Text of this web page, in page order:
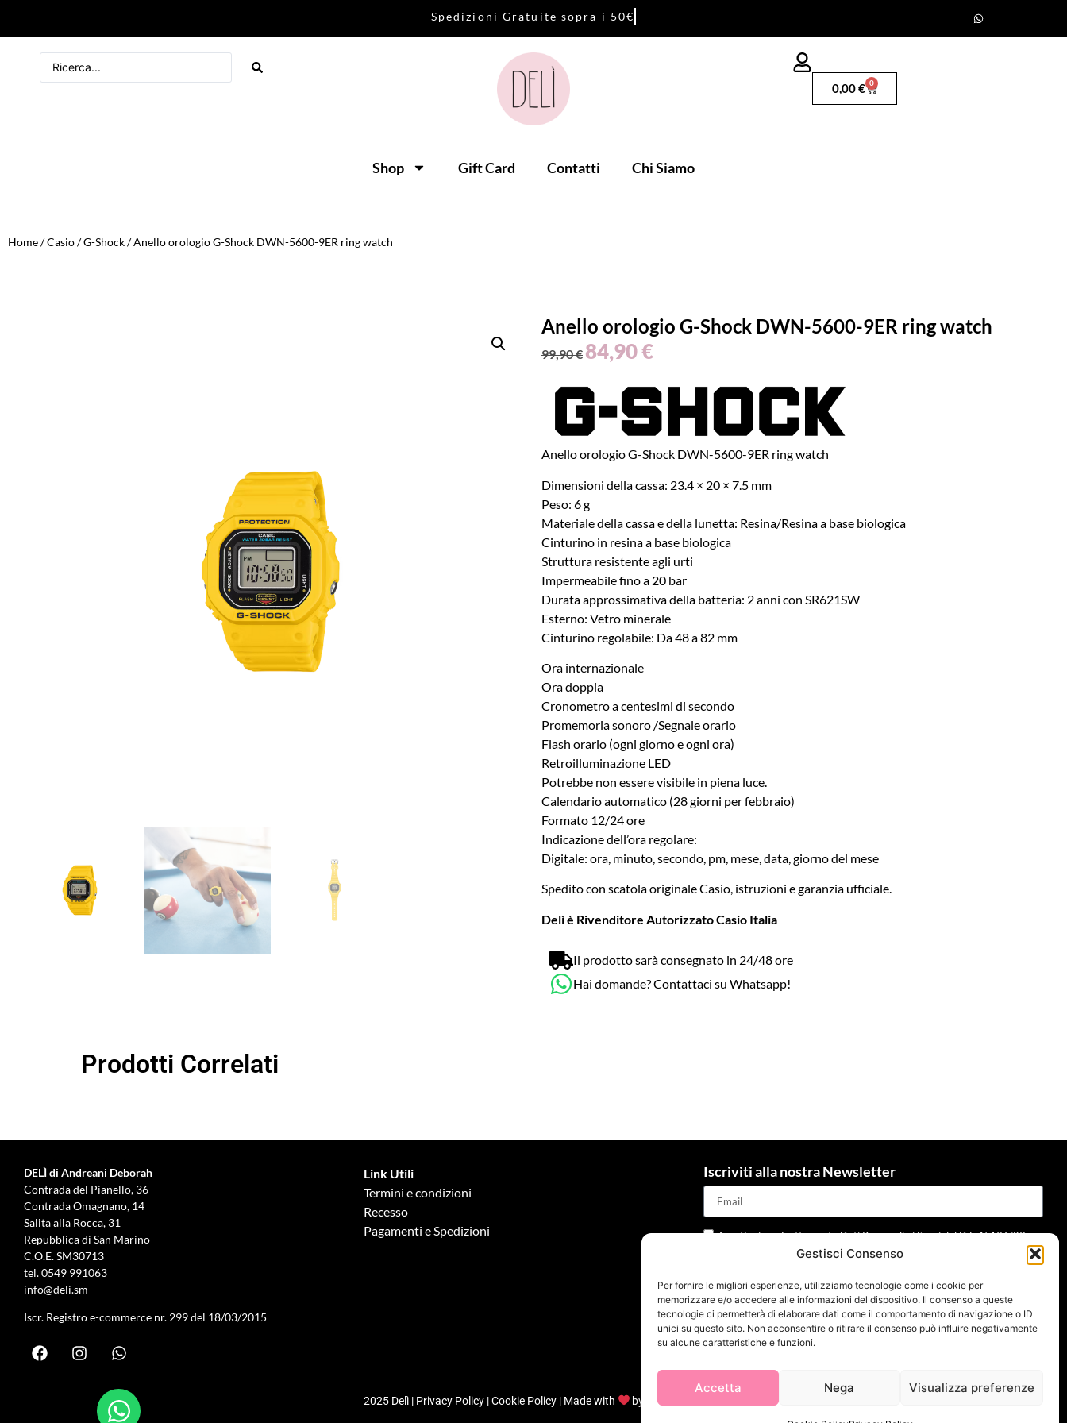
Gestisci Consenso
Per fornire le migliori esperienze, utilizziamo tecnologie come i cookie per
memorizzare e/o accedere alle informazioni del dispositivo. Il consenso a queste
tecnologie ci permetterà di elaborare dati come il comportamento di navigazione o ID
unici su questo sito. Non acconsentire o ritirare il consenso può influire negativamente
su alcune caratteristiche e funzioni.
Accetta Nega Visualizza preferenze
Sped izi on i Gratu ite sopra i 50€
0,00€ 0
Shop Gift Card Contatti Chi Siamo
Home/Casio/G-Shock/ Anello orologio G-Shock DWN-5600-9ER ring watch
Anello orologio G-Shock DWN-5600-9ER ring watch
99,90€ 84,90€
Anello orologio G-Shock DWN-5600-9ER ring watch
Dimensioni della cassa: 23.4 × 20 × 7.5 mm
Peso: 6 g
Materiale della cassa e della lunetta: Resina/Resina a base biologica
Cinturino in resina a base biologica
Struttura resistente agli urti
Impermeabile fino a 20 bar
Durata approssimativa della batteria: 2 anni con SR621SW
Esterno: Vetro minerale
Cinturino regolabile: Da 48 a 82 mm
Ora internazionale
Ora doppia
Cronometro a centesimi di secondo
Promemoria sonoro /Segnale orario
Flash orario (ogni giorno e ogni ora)
Retroilluminazione LED
Potrebbe non essere visibile in piena luce.
Calendario automatico (28 giorni per febbraio)
Formato 12/24 ore
Indicazione dell’ora regolare:
Digitale: ora, minuto, secondo, pm, mese, data, giorno del mese
Spedito con scatola originale Casio, istruzioni e garanzia ufficiale.
Delì è Rivenditore Autorizzato Casio Italia
Il prodotto sarà consegnato in 24/48 ore
Hai domande? Contattaci su Whatsapp!
Prodotti Correlati
DELÌ di Andreani Deborah
Contrada del Pianello, 36
Contrada Omagnano, 14
Salita alla Rocca, 31
Repubblica di San Marino
C.O.E. SM30713
tel.0549 991063
info@deli.sm
Iscr. Registro e-commerce nr. 299 del 18/03/2015
Link Utili
Termini e condizioni
Recesso
Pagamenti e Spedizioni
Iscriviti alla nostra Newsletter
Accettazione Trattamento Dati Personali ai Sensi del D.L. N.196/03 e
Gdpr 679/2016 e della normativa applicabile
Invia
2025 Delì | Privacy Policy|Cookie Policy| Made with by Jenny Mina